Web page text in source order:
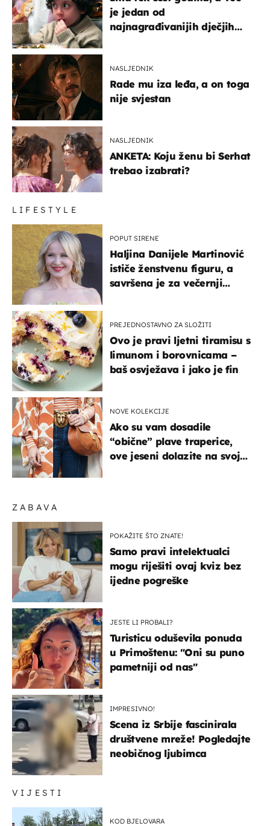
VIJESTI
KOD BJELOVARA
ZABAVA
POKAŽITE ŠTO ZNATE!
Samo pravi intelektualci
mogu riješiti ovaj kviz bez
ijedne pogreške
JESTE LI PROBALI?
Turisticu oduševila ponuda
u Primoštenu: "Oni su puno
pametniji od nas"
IMPRESIVNO!
Scena iz Srbije fascinirala
društvene mreže! Pogledajte
neobičnog ljubimca
je jedan od
najnagrađivanijih dječjih
NASLJEDNIK
Rade mu iza leđa, a on toga
nije svjestan
NASLJEDNIK
ANKETA: Koju ženu bi Serhat
trebao izabrati?
LIFESTYLE
POPUT SIRENE
Haljina Danijele Martinović
ističe ženstvenu figuru, a
savršena je za večernji
PREJEDNOSTAVNO ZA SLOŽITI
Ovo je pravi ljetni tiramisu s
limunom i borovnicama –
baš osvježava i jako je fin
NOVE KOLEKCIJE
Ako su vam dosadile
“obične” plave traperice,
ove jeseni dolazite na svoje